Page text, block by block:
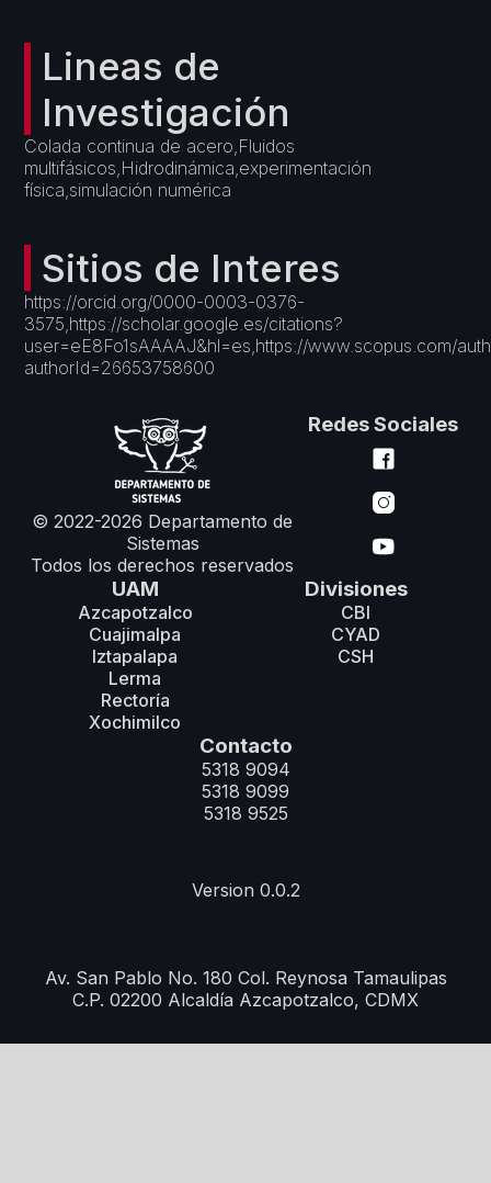
Lineas de
Investigación
Colada continua de acero,Fluidos
multifásicos,Hidrodinámica,experimentación
física,simulación numérica
Sitios de Interes
https://orcid.org/0000-0003-0376-
3575,https://scholar.google.es/citations?
user=eE8Fo1sAAAAJ&hl=es,https://www.scopus.com/
authorId=26653758600
© 2022-2026 Departamento de
Sistemas
Todos los derechos reservados
Redes Sociales
UAM
Azcapotzalco
Cuajimalpa
Iztapalapa
Lerma
Rectoría
Xochimilco
Divisiones
CBI
CYAD
CSH
Contacto
5318 9094
5318 9099
5318 9525
Version 0.0.2
Av. San Pablo No. 180 Col. Reynosa Tamaulipas
C.P. 02200 Alcaldía Azcapotzalco, CDMX